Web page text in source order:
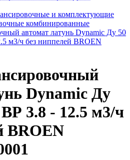
и комплектующие
комбинированные
автомат латунь Dynamic Ду 50
м3/ч без ниппелей BROEN
Dynamic Ду
3.8 - 12.5 м3/ч
BROEN